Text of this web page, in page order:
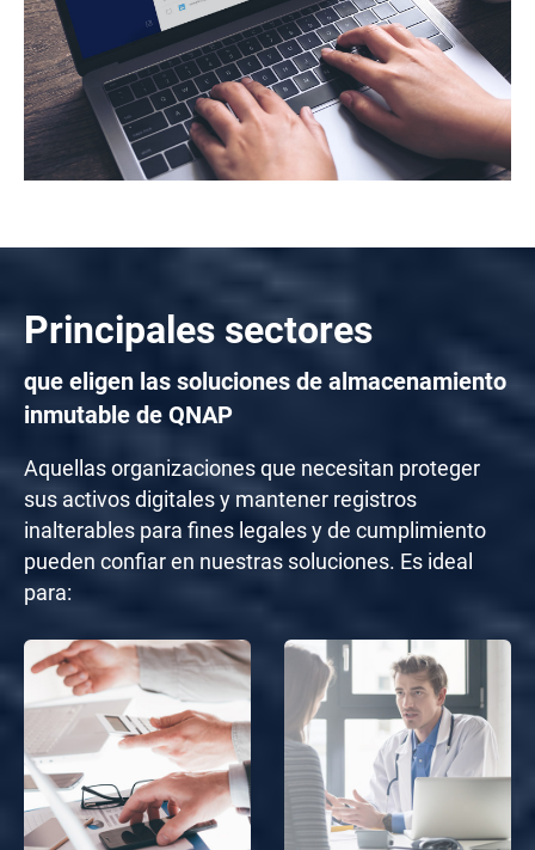
Principales sectores
que eligen las soluciones de almacenamiento
inmutable de QNAP
Aquellas organizaciones que necesitan proteger
sus activos digitales y mantener registros
inalterables para fines legales y de cumplimiento
pueden confiar en nuestras soluciones. Es ideal
para: